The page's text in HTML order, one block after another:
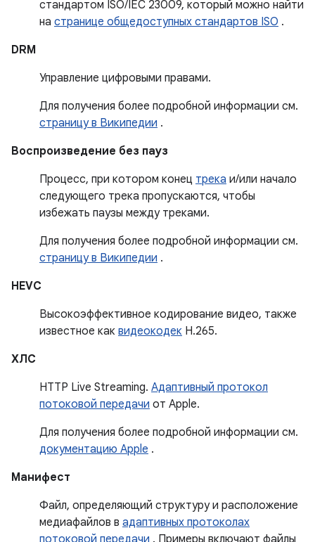
стандартом ISO/IEC 23009, который можно найти
на странице общедоступных стандартов ISO .
DRM
Управление цифровыми правами.
Для получения более подробной информации см.
страницу в Википедии .
Воспроизведение без пауз
Процесс, при котором конец трека и/или начало
следующего трека пропускаются, чтобы
избежать паузы между треками.
Для получения более подробной информации см.
страницу в Википедии .
HEVC
Высокоэффективное кодирование видео, также
известное как видеокодек H.265.
ХЛС
HTTP Live Streaming. Адаптивный протокол
потоковой передачи от Apple.
Для получения более подробной информации см.
документацию Apple .
Манифест
Файл, определяющий структуру и расположение
медиафайлов в адаптивных протоколах
потоковой передачи . Примеры включают файлы